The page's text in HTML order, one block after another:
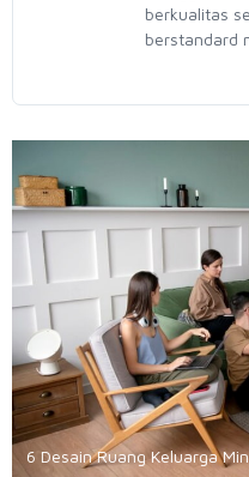
berkualitas
berstandard
6 Desain Ruang Keluarga